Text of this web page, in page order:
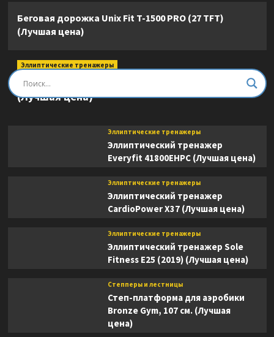
Беговая дорожка Unix Fit T-1500 PRO (27 TFT)
(Лучшая цена)
Эллиптические тренажеры
Эллиптический тренажер DFC E8745T
(Лучшая цена)
Эллиптические тренажеры
Эллиптический тренажер
Everyfit 41800EHPC (Лучшая цена)
Эллиптические тренажеры
Эллиптический тренажер
CardioPower X37 (Лучшая цена)
Эллиптические тренажеры
Эллиптический тренажер Sole
Fitness E25 (2019) (Лучшая цена)
Степперы и лестницы
Степ-платформа для аэробики
Bronze Gym, 107 см. (Лучшая
цена)